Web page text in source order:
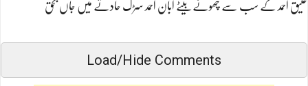
عتیق احمد کے سب سے چھوٹے بیٹے ابان احمد سڑک حادثے میں جاں بحق
Load/Hide Comments